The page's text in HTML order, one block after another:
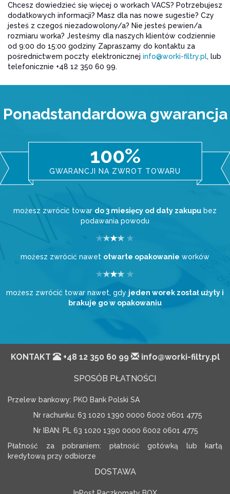
Chcesz dowiedzieć się więcej o workach VACS? Potrzebujesz
dodatkowych informacji? Masz dla nas nowe sugestie? Czy
jesteś z czegoś niezadowolony/a? Nie jesteś pewien/a
rozmiaru worka? Jesteśmy dla naszych klientów codziennie
od 9:00 do 15:00 godziny Zapraszamy do kontaktu za
pośrednictwem poczty elektronicznej info@worki-filtry.pl, lub
telefonicznie +48 12 350 60 99.
Ponadstandardowa gwarancja
100%
GWARANCJI NA ZWROT TOWARU
możesz zwrócić towar do 3 miesięcy od daty zakupu bez
podawania powodu
możesz zwrócić nawet otwarte opakowanie worków
możesz zwrócić towar nawet, gdy jeden worek został użyty i
brakuje go w opakowaniu
KONTAKT +48 12 350 60 99 info@worki-filtry.pl
SPOSÓB PŁATNOŚCI
Przelew bankowy: PKO Bank Polski SA
Nr rachunku: 63 1020 1390 0000 6002 0601 4775
Nr IBAN: PL 63 1020 1390 0000 6002 0601 4775
Płatność za pobraniem: płatność gotówką lub kartą
kredytową przy odbiorze
DOSTAWA